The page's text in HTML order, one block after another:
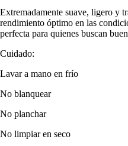
Extremadamente suave, ligero y
rendimiento óptimo en las
perfecta para quienes buscan
Cuidado:
Lavar a mano en frío
No blanquear
No planchar
No limpiar en seco